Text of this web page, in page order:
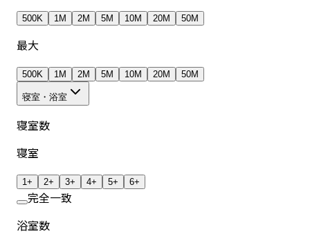
500K 1M 2M 5M 10M 20M 50M
最大
500K 1M 2M 5M 10M 20M 50M
寝室・浴室
寝室数
寝室
1+ 2+ 3+ 4+ 5+ 6+
完全一致
浴室数